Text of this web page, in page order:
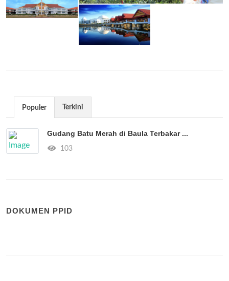
Populer Terkini
Gudang Batu Merah di Baula Terbakar ...
103
DOKUMEN PPID